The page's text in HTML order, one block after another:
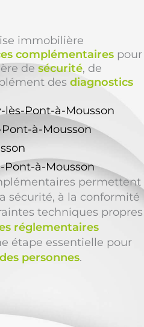
immobilière
complémentaires pour
de sécurité, de
des diagnostics
Pont-à-Mousson
à-Mousson
Pont-à-Mousson
permettent
sécurité, à la conformité
techniques propres
réglementaires
étape essentielle pour
personnes.